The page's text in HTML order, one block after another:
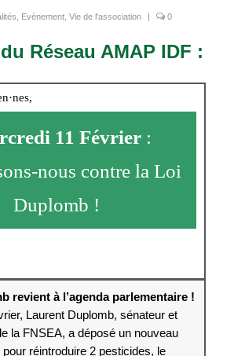
Evènement Vie de l'association | 0
Réseau AMAP IDF :
11 Février :
nous contre la Loi
Duplomb !
revient à l’agenda parlementaire !
Laurent Duplomb, sénateur et
la FNSEA, a déposé un nouveau
réintroduire 2 pesticides, le